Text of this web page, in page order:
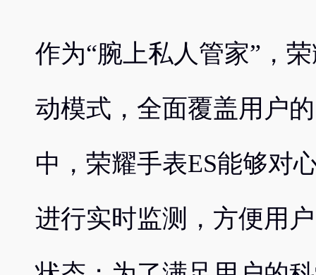
作为“腕上私人管家”，
动模式，全面覆盖用户
中，荣耀手表ES能够对
进行实时监测，方便用